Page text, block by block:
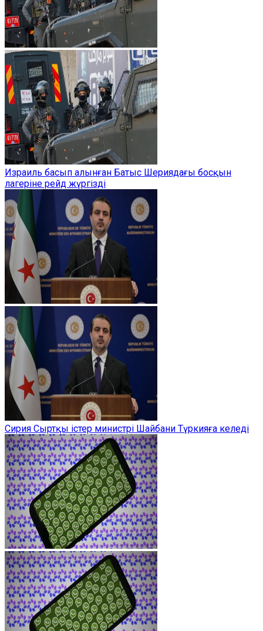
Израиль басып алынған Батыс Шериядағы босқын
лагеріне рейд жүргізді
Сирия Сыртқы істер министрі Шайбани Түркияға келеді